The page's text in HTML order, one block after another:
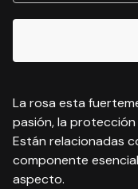
La rosa esta
pasión, la
Están relacionadas
componente
aspecto.